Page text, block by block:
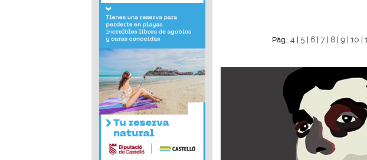
Pág.: 4| 5| 6| 7| 8| 9| 10